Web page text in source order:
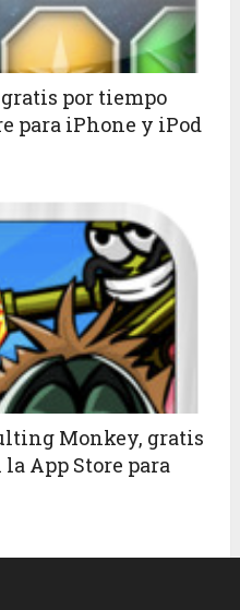
por tiempo
para iPhone y iPod
Monkey, gratis
App Store para